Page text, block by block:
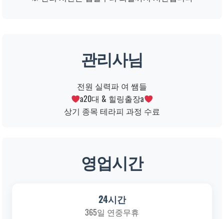
관리사님
전원 실력파 여 쌤들
a20대 & 힐링출장a
상기 종목 테라피 과정 수료
영업시간
24시간
365일 연중무휴